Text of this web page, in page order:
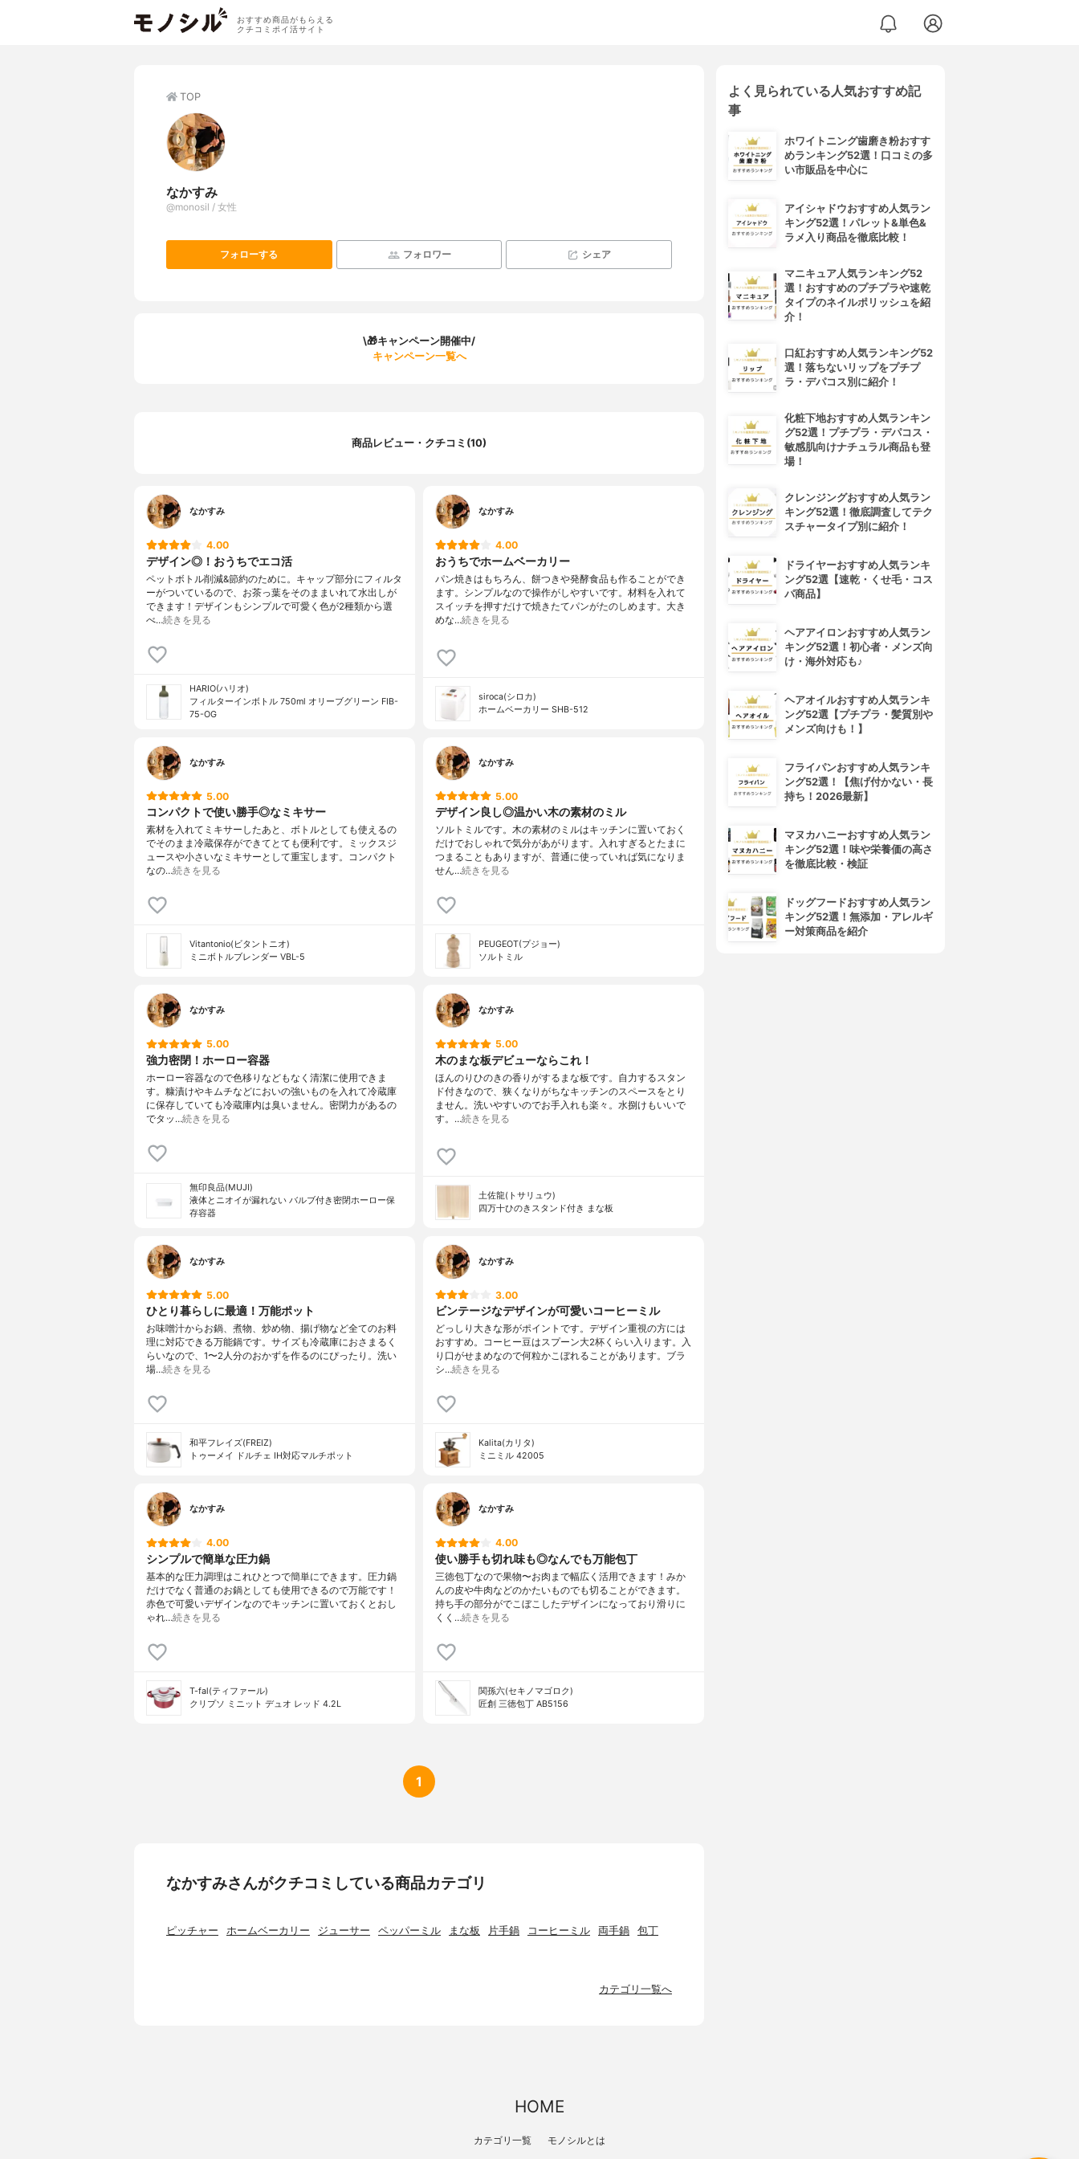
おすすめ商品がもらえる
クチコミポイ活サイト
TOP
なかすみ
@monosil / 女性
フォローする フォロワー シェア
\🎁キャンペーン開催中/
キャンペーン一覧へ
商品レビュー・クチコミ(10)
なかすみ
4.00
デザイン◎！おうちでエコ活
ペットボトル削減&節約のために。キャップ部分にフィルタ
ーがついているので、お茶っ葉をそのままいれて水出しが
できます！デザインもシンプルで可愛く色が2種類から選
べ…続きを見る
HARIO(ハリオ)
フィルターインボトル 750ml オリーブグリーン FIB-
75-OG
なかすみ
4.00
おうちでホームベーカリー
パン焼きはもちろん、餅つきや発酵食品も作ることができ
ます。シンプルなので操作がしやすいです。材料を入れて
スイッチを押すだけで焼きたてパンがたのしめます。大き
めな…続きを見る
siroca(シロカ)
ホームベーカリー SHB-512
なかすみ
5.00
コンパクトで使い勝手◎なミキサー
素材を入れてミキサーしたあと、ボトルとしても使えるの
でそのまま冷蔵保存ができてとても便利です。ミックスジ
ュースや小さいなミキサーとして重宝します。コンパクト
なの…続きを見る
Vitantonio(ビタントニオ)
ミニボトルブレンダー VBL-5
なかすみ
5.00
デザイン良し◎温かい木の素材のミル
ソルトミルです。木の素材のミルはキッチンに置いておく
だけでおしゃれで気分があがります。入れすぎるとたまに
つまることもありますが、普通に使っていれば気になりま
せん…続きを見る
PEUGEOT(プジョー)
ソルトミル
なかすみ
5.00
強力密閉！ホーロー容器
ホーロー容器なので色移りなどもなく清潔に使用できま
す。糠漬けやキムチなどにおいの強いものを入れて冷蔵庫
に保存していても冷蔵庫内は臭いません。密閉力があるの
でタッ…続きを見る
無印良品(MUJI)
液体とニオイが漏れない バルブ付き密閉ホーロー保
存容器
なかすみ
5.00
木のまな板デビューならこれ！
ほんのりひのきの香りがするまな板です。自力するスタン
ド付きなので、狭くなりがちなキッチンのスペースをとり
ません。洗いやすいのでお手入れも楽々。水捌けもいいで
す。…続きを見る
土佐龍(トサリュウ)
四万十ひのきスタンド付き まな板
なかすみ
5.00
ひとり暮らしに最適！万能ポット
お味噌汁からお鍋、煮物、炒め物、揚げ物など全てのお料
理に対応できる万能鍋です。サイズも冷蔵庫におさまるく
らいなので、1〜2人分のおかずを作るのにぴったり。洗い
場…続きを見る
和平フレイズ(FREIZ)
トゥーメイ ドルチェ IH対応マルチポット
なかすみ
3.00
ビンテージなデザインが可愛いコーヒーミル
どっしり大きな形がポイントです。デザイン重視の方には
おすすめ。コーヒー豆はスプーン大2杯くらい入ります。入
り口がせまめなので何粒かこぼれることがあります。ブラ
シ…続きを見る
Kalita(カリタ)
ミニミル 42005
なかすみ
4.00
シンプルで簡単な圧力鍋
基本的な圧力調理はこれひとつで簡単にできます。圧力鍋
だけでなく普通のお鍋としても使用できるので万能です！
赤色で可愛いデザインなのでキッチンに置いておくとおし
ゃれ…続きを見る
T-fal(ティファール)
クリプソ ミニット デュオ レッド 4.2L
なかすみ
4.00
使い勝手も切れ味も◎なんでも万能包丁
三徳包丁なので果物〜お肉まで幅広く活用できます！みか
んの皮や牛肉などのかたいものでも切ることができます。
持ち手の部分がでこぼこしたデザインになっており滑りに
くく…続きを見る
関孫六(セキノマゴロク)
匠創 三徳包丁 AB5156
1
なかすみさんがクチコミしている商品カテゴリ
ピッチャー ホームベーカリー ジューサー ペッパーミル まな板 片手鍋 コーヒーミル 両手鍋 包丁
カテゴリ一覧へ
よく見られている人気おすすめ記
事
ホワイトニング歯磨き粉おすす
めランキング52選！口コミの多
い市販品を中心に
アイシャドウおすすめ人気ラン
キング52選！パレット&単色&
ラメ入り商品を徹底比較！
マニキュア人気ランキング52
選！おすすめのプチプラや速乾
タイプのネイルポリッシュを紹
介！
口紅おすすめ人気ランキング52
選！落ちないリップをプチプ
ラ・デパコス別に紹介！
化粧下地おすすめ人気ランキン
グ52選！プチプラ・デパコス・
敏感肌向けナチュラル商品も登
場！
クレンジングおすすめ人気ラン
キング52選！徹底調査してテク
スチャータイプ別に紹介！
ドライヤーおすすめ人気ランキ
ング52選【速乾・くせ毛・コス
パ商品】
ヘアアイロンおすすめ人気ラン
キング52選！初心者・メンズ向
け・海外対応も♪
ヘアオイルおすすめ人気ランキ
ング52選【プチプラ・髪質別や
メンズ向けも！】
フライパンおすすめ人気ランキ
ング52選！【焦げ付かない・長
持ち！2026最新】
マヌカハニーおすすめ人気ラン
キング52選！味や栄養価の高さ
を徹底比較・検証
ドッグフードおすすめ人気ラン
キング52選！無添加・アレルギ
ー対策商品を紹介
HOME
カテゴリ一覧 モノシルとは